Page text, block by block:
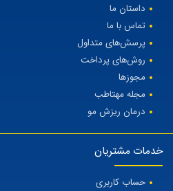
داستان ما
تماس با ما
پرسش‌های متداول
روش‌های پرداخت
مجوزها
مجله مهتاطب
درمان ریزش مو
خدمات مشتریان
حساب کاربری